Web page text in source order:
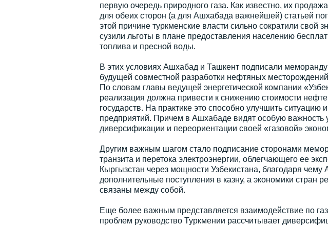
первую очередь природного газа. Как известно, их
для обеих сторон (а для Ашхабада важнейшей) статьей
этой причине туркменские власти сильно сократили свой
сузили льготы в плане предоставления населению
топлива и пресной воды.
В этих условиях Ашхабад и Ташкент подписали
будущей совместной разработки нефтяных
По словам главы ведущей энергетической компании
реализация должна привести к снижению стоимости
государств. На практике это способно улучшить ситуацию
предприятий. Причем в Ашхабаде видят особую важность
диверсификации и переориентации своей «газовой»
Другим важным шагом стало подписание сторонами
транзита и перетока электроэнергии, облегчающего ее
Кыргызстан через мощности Узбекистана, благодаря
дополнительные поступления в казну, а экономики стран
связаны между собой.
Еще более важным представляется взаимодействие по
проблем руководство Туркмении рассчитывает